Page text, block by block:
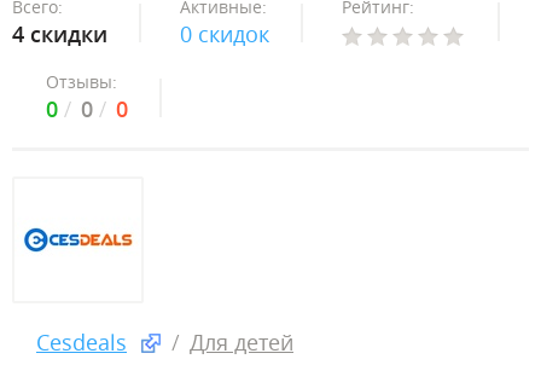
Всего:
4 скидки
Активные:
0 скидок
Рейтинг:
Отзывы:
0 0 0
Cesdeals Для детей